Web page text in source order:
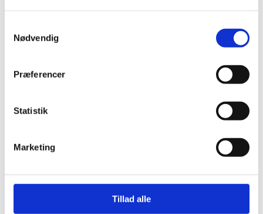
Nødvendig
Præferencer
Statistik
Marketing
Tillad alle